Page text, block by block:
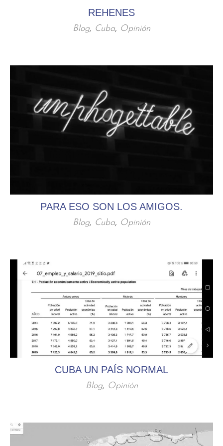
REHENES
Blog, Cuba, Opinión
PARA ESO SON LOS AMIGOS.
Blog, Cuba, Opinión
CUBA UN PAÍS NORMAL
Blog, Opinión